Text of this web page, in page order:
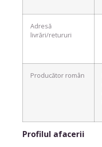
Adresă
livrări/retururi
Producător român
Profilul afacerii